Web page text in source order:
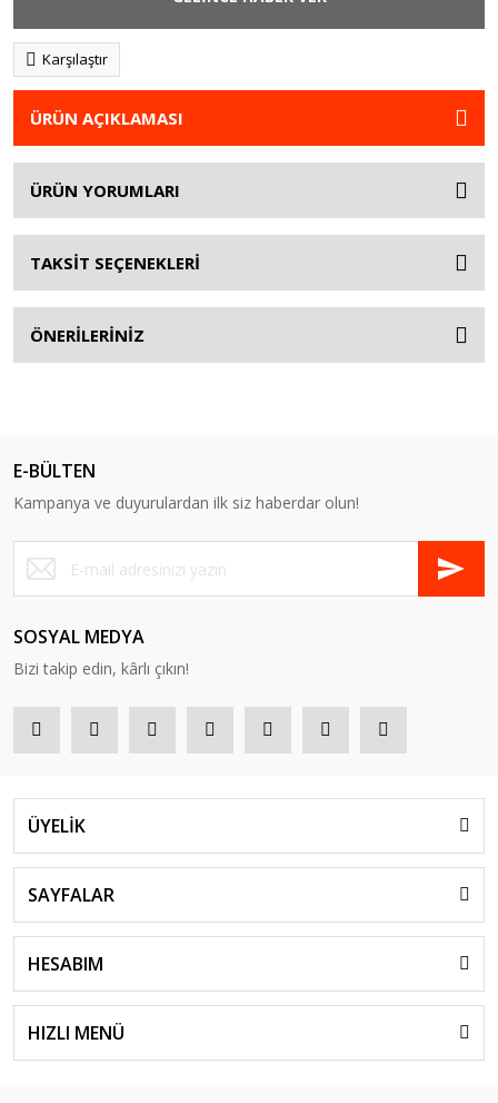
Karşılaştır
ÜRÜN AÇIKLAMASI
ÜRÜN YORUMLARI
TAKSİT SEÇENEKLERİ
ÖNERİLERİNİZ
E-BÜLTEN
Kampanya ve duyurulardan ilk siz haberdar olun!
SOSYAL MEDYA
Bizi takip edin, kârlı çıkın!
ÜYELİK
SAYFALAR
HESABIM
HIZLI MENÜ